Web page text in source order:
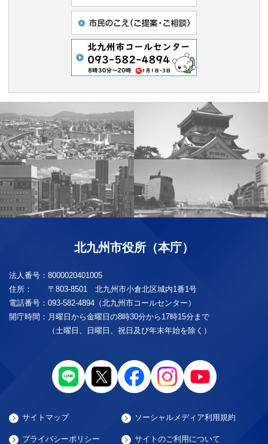
北九州市役所（本庁）
法人番号： 8000020401005
住所：
〒803-8501 北九州市小倉北区城内1番1号
電話番号： 093-582-4894（北九州市コールセンター）
開庁時間： 月曜日から金曜日の8時30分から17時15分まで
（土曜日、日曜日、祝日及び年末年始を除く）
サイトマップ ソーシャルメディア利用規約
プライバシーポリシー サイトのご利用について